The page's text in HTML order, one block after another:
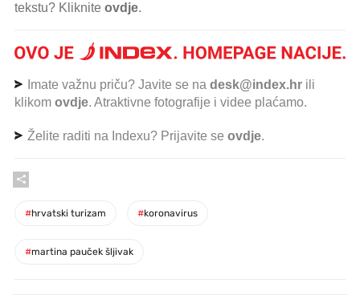
tekstu? Kliknite ovdje.
Imate važnu priču? Javite se na desk@index.hr ili
klikom ovdje. Atraktivne fotografije i videe plaćamo.
Želite raditi na Indexu? Prijavite se ovdje.
#hrvatski turizam #koronavirus
#martina pauček šljivak